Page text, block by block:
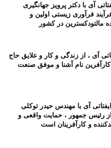
آی با دکتر پرویز جهانگیری
فرآوری زیستی اولین و
مالتودکسترین در کشور
آی ، از زندگی و کار و علایق حاج
نام آشنا و موفق صنعت
آی با مهندس حیدر توکلی
رئیس جمهور ، حمایت واقعی و
و کارآفرینان است